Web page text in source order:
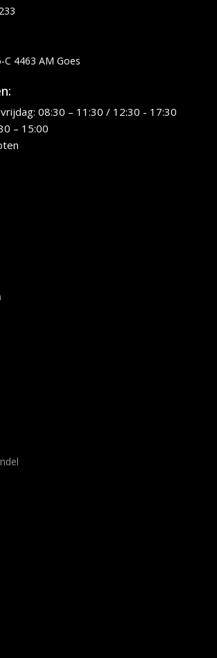
4463 AM Goes
08:30 – 11:30 / 12:30 - 17:30
– 15:00